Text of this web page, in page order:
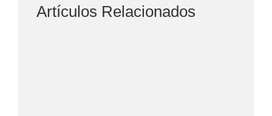
Artículos Relacionados